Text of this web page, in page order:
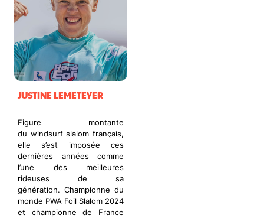
JUSTINE LEMETEYER
Figure montante
du windsurf slalom français,
elle s’est imposée ces
dernières années comme
l’une des meilleures
rideuses de sa
génération. Championne du
monde PWA Foil Slalom 2024
et championne de France